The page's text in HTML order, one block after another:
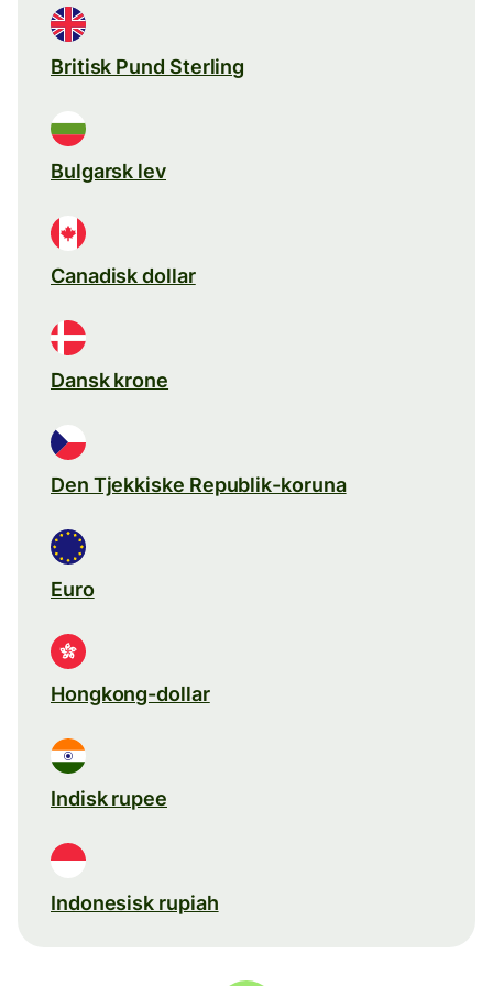
Britisk Pund Sterling
Bulgarsk lev
Canadisk dollar
Dansk krone
Den Tjekkiske Republik-koruna
Euro
Hongkong-dollar
Indisk rupee
Indonesisk rupiah